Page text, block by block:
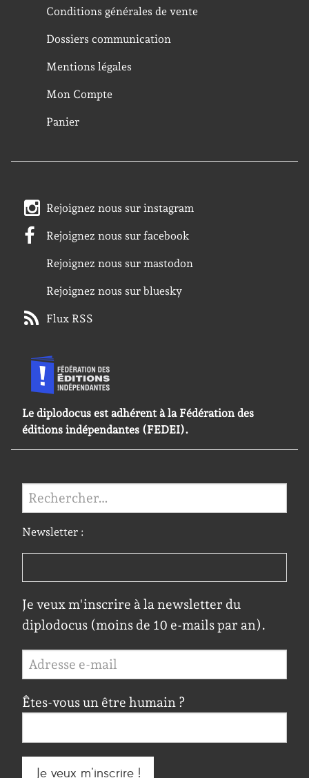
Conditions générales de vente
Dossiers communication
Mentions légales
Mon Compte
Panier
Rejoignez nous sur instagram
Rejoignez nous sur facebook
Rejoignez nous sur mastodon
Rejoignez nous sur bluesky
Flux RSS
Le diplodocus est adhérent à la Fédération des
éditions indépendantes (FEDEI).
Rechercher :
Newsletter :
Je veux m'inscrire à la newsletter du
diplodocus (moins de 10 e-mails par an).
Êtes-vous un être humain ?